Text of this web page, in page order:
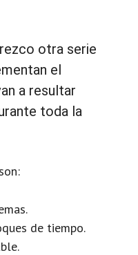
otra serie
el
a resultar
toda la
de tiempo.